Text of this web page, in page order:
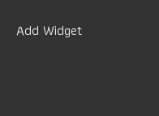
Add Widget